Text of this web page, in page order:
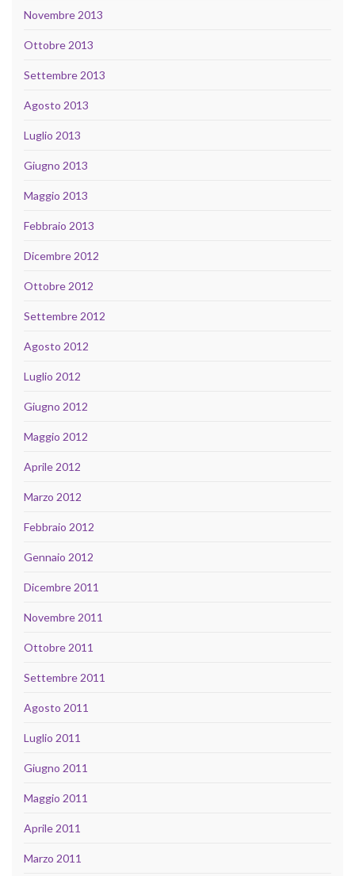
Novembre 2013
Ottobre 2013
Settembre 2013
Agosto 2013
Luglio 2013
Giugno 2013
Maggio 2013
Febbraio 2013
Dicembre 2012
Ottobre 2012
Settembre 2012
Agosto 2012
Luglio 2012
Giugno 2012
Maggio 2012
Aprile 2012
Marzo 2012
Febbraio 2012
Gennaio 2012
Dicembre 2011
Novembre 2011
Ottobre 2011
Settembre 2011
Agosto 2011
Luglio 2011
Giugno 2011
Maggio 2011
Aprile 2011
Marzo 2011